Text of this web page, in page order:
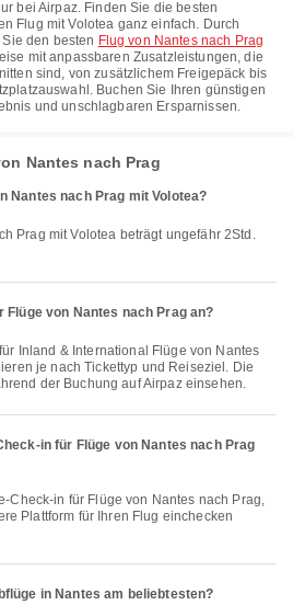
bei Airpaz. Finden Sie die besten
Flug mit Volotea ganz einfach. Durch
den besten Flug von Nantes nach Prag
mit anpassbaren Zusatzleistungen, die
sind, von zusätzlichem Freigepäck bis
Buchen Sie Ihren günstigen
und unschlagbaren Ersparnissen.
Nantes nach Prag
Nantes nach Prag mit Volotea?
Flüge von Nantes nach Prag an?
je nach Tickettyp und Reiseziel. Die
der Buchung auf Airpaz einsehen.
in für Flüge von Nantes nach Prag
Plattform für Ihren Flug einchecken
in Nantes am beliebtesten?